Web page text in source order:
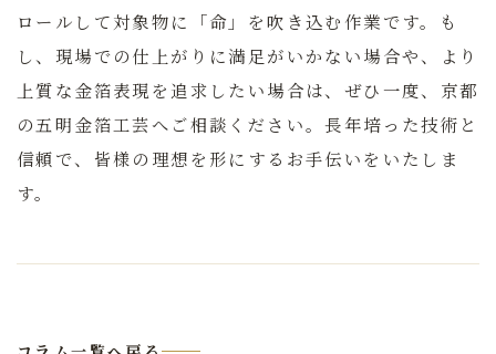
ロールして対象物に「命」を吹き込む作業です。も
し、現場での仕上がりに満足がいかない場合や、より
上質な金箔表現を追求したい場合は、ぜひ一度、京都
の五明金箔工芸へご相談ください。長年培った技術と
信頼で、皆様の理想を形にするお手伝いをいたしま
す。